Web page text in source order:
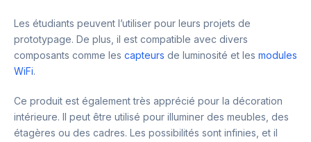
Les étudiants peuvent l’utiliser pour leurs projets de
prototypage. De plus, il est compatible avec divers
composants comme les capteurs de luminosité et les modules
WiFi.
Ce produit est également très apprécié pour la décoration
intérieure. Il peut être utilisé pour illuminer des meubles, des
étagères ou des cadres. Les possibilités sont infinies, et il